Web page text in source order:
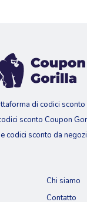
di codici
sconto Coupon
codici sconto da
Chi siamo
Contatto